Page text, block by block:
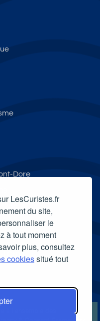
LesCuristes.fr
du site,
le
à tout moment
plus, consultez
cookiessitué tout
Dore
l'Orne
à l'ensemble des